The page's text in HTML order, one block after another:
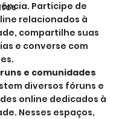
Participe de
relacionados à
compartilhe suas
e converse com
e comunidades
diversos fóruns e
online dedicados à
Nesses espaços,